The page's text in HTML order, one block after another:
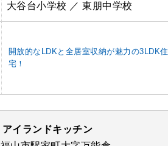
大谷台小学校 ／ 東朋中学校
開放的なLDKと全居室収納が魅力の3LDK住
宅！
アイランドキッチン